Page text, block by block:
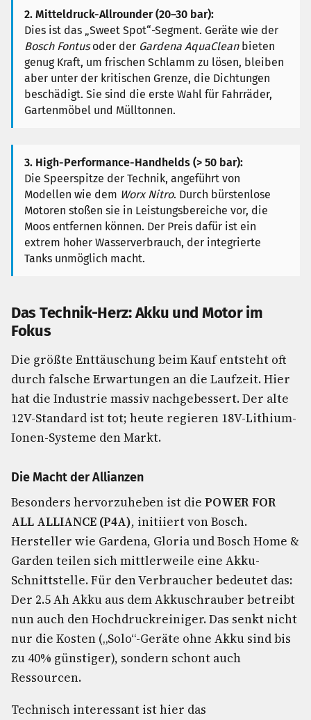
2. Mitteldruck-Allrounder (20–30 bar):
Dies ist das „Sweet Spot“-Segment. Geräte wie der
Bosch Fontusoder der Gardena AquaCleanbieten
genug Kraft, um frischen Schlamm zu lösen, bleiben
aber unter der kritischen Grenze, die Dichtungen
beschädigt. Sie sind die erste Wahl für Fahrräder,
Gartenmöbel und Mülltonnen.
3. High-Performance-Handhelds (> 50 bar):
Die Speerspitze der Technik, angeführt von
Modellen wie dem Worx Nitro. Durch bürstenlose
Motoren stoßen sie in Leistungsbereiche vor, die
Moos entfernen können. Der Preis dafür ist ein
extrem hoher Wasserverbrauch, der integrierte
Tanks unmöglich macht.
Das Technik-Herz: Akku und Motor im
Fokus
Die größte Enttäuschung beim Kauf entsteht oft
durch falsche Erwartungen an die Laufzeit. Hier
hat die Industrie massiv nachgebessert. Der alte
12V-Standard ist tot; heute regieren 18V-Lithium-
Ionen-Systeme den Markt.
Die Macht der Allianzen
Besonders hervorzuheben ist die POWER FOR
ALL ALLIANCE (P4A), initiiert von Bosch.
Hersteller wie Gardena, Gloria und Bosch Home &
Garden teilen sich mittlerweile eine Akku-
Schnittstelle. Für den Verbraucher bedeutet das:
Der 2.5 Ah Akku aus dem Akkuschrauber betreibt
nun auch den Hochdruckreiniger. Das senkt nicht
nur die Kosten („Solo“-Geräte ohne Akku sind bis
zu 40% günstiger), sondern schont auch
Ressourcen.
Technisch interessant ist hier das